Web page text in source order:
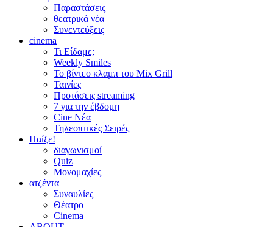
Παραστάσεις
θεατρικά νέα
Συνεντεύξεις
cinema
Τι Είδαμε;
Weekly Smiles
Το βίντεο κλαμπ του Mix Grill
Ταινίες
Προτάσεις streaming
7 για την έβδομη
Cine Νέα
Τηλεοπτικές Σειρές
Παίξε!
διαγωνισμοί
Quiz
Μονομαχίες
ατζέντα
Συναυλίες
Θέατρο
Cinema